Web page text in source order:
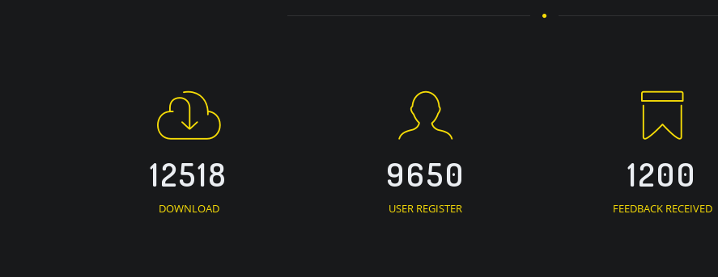
12518
DOWNLOAD
9650
USER REGISTER
1200
FEEDBACK RECEIVED